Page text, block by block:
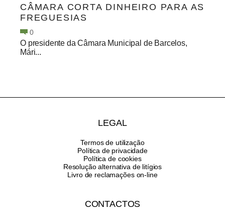
CÂMARA CORTA DINHEIRO PARA AS
FREGUESIAS
0
O presidente da Câmara Municipal de Barcelos,
Mári...
LEGAL
Termos de utilização
Política de privacidade
Política de cookies
Resolução alternativa de litígios
Livro de reclamações on-line
CONTACTOS